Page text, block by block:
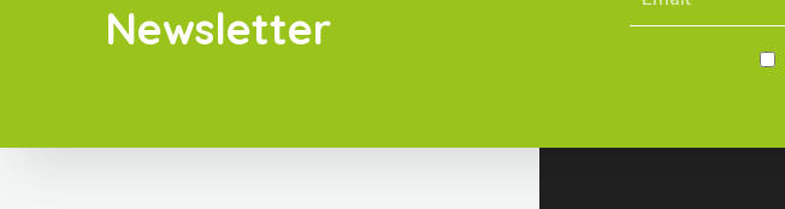
Newsletter